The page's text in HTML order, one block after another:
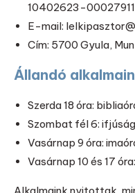
10402623-
E-mail:
Cím: 5700 Gyula,
Állandó
Szerda 18 óra:
Szombat fél 6:
Vasárnap 9 óra:
Vasárnap 10 és 17